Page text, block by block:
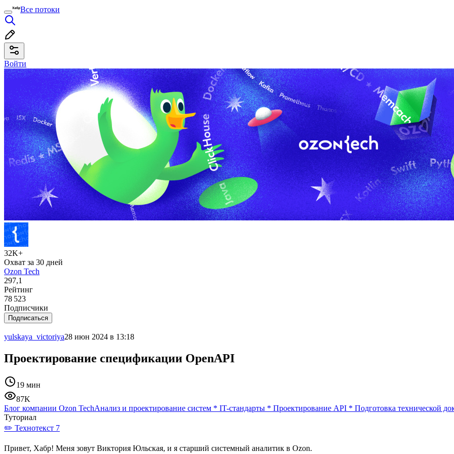
Все потоки
Войти
32K+
Охват за 30 дней
Ozon Tech
297,1
Рейтинг
78 523
Подписчики
Подписаться
yulskaya_victoriya28 июн 2024 в 13:18
Проектирование спецификации OpenAPI
19 мин
87K
Блог компании Ozon TechАнализ и проектирование систем * IT-стандарты * Проектирование API * Подготовка технической
Туториал
✏️ Технотекст 7
Привет, Хабр! Меня зовут Виктория Юльская, и я старший системный аналитик в Ozon.